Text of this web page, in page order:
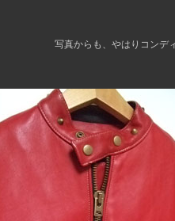
写真からも、やはりコンディシ